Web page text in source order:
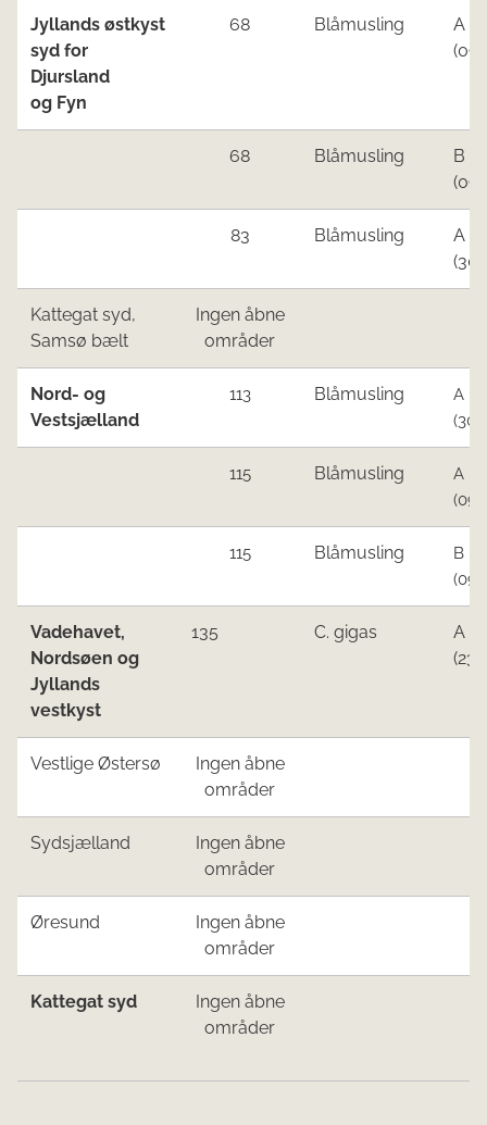
Jyllands østkyst
syd for
Djursland
og Fyn
68 Blåmusling
A
68 Blåmusling
B
83 Blåmusling
A
Kattegat syd,
Samsø bælt
Ingen åbne
områder
Nord- og
Vestsjælland
113 Blåmusling
A
115 Blåmusling
A
115 Blåmusling
B
Vadehavet,
Nordsøen ​og
Jyllands
vestkyst​
135​ C. gigas
A
Vestlige Østersø​
Ingen åbne
områder​
​Sydsjælland
Ingen åbne
områder​
​Øresund
Ingen åbne
områder​
​Kattegat syd
Ingen åbne
områder